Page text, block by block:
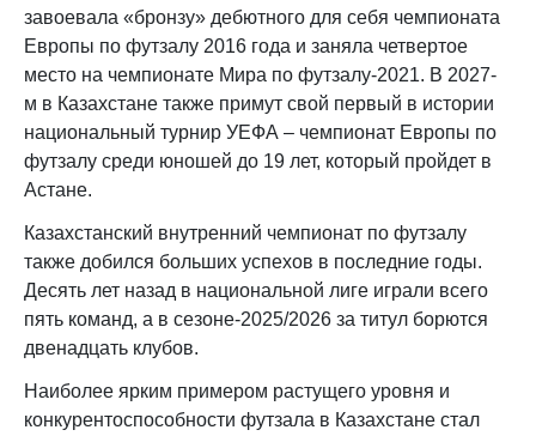
завоевала «бронзу» дебютного для себя чемпионата
Европы по футзалу 2016 года и заняла четвертое
место на чемпионате Мира по футзалу-2021. В 2027-
м в Казахстане также примут свой первый в истории
национальный турнир УЕФА – чемпионат Европы по
футзалу среди юношей до 19 лет, который пройдет в
Астане.
Казахстанский внутренний чемпионат по футзалу
также добился больших успехов в последние годы.
Десять лет назад в национальной лиге играли всего
пять команд, а в сезоне-2025/2026 за титул борются
двенадцать клубов.
Наиболее ярким примером растущего уровня и
конкурентоспособности футзала в Казахстане стал